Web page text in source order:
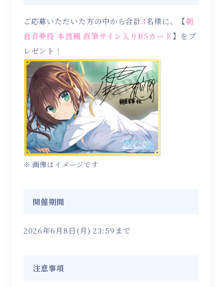
ご応募いただいた方の中から合計3名様に、【朝
倉音夢役 本渡楓 直筆サイン入りB5カード】をプ
レゼント！
画像はイメージです
開催期間
2026年6月8日(月) 23:59まで
注意事項